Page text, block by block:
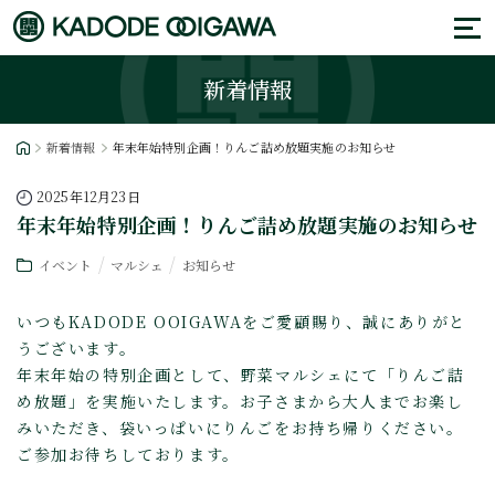
新着情報
新着情報 年末年始特別企画！りんご詰め放題実施のお知らせ
2025年12月23日
年末年始特別企画！りんご詰め放題実施のお知らせ
イベント マルシェ お知らせ
いつもKADODE OOIGAWAをご愛顧賜り、誠にありがと
うございます。
年末年始の特別企画として、野菜マルシェにて「りんご詰
め放題」を実施いたします。お子さまから大人までお楽し
みいただき、袋いっぱいにりんごをお持ち帰りください。
ご参加お待ちしております。